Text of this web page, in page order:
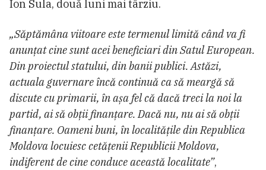
Ion Sula, două luni mai târziu.
„Săptămâna viitoare este termenul limită când va fi
anunțat cine sunt acei beneficiari din Satul European.
Din proiectul statului, din banii publici. Astăzi,
actuala guvernare încă continuă ca să meargă să
discute cu primarii, în așa fel că dacă treci la noi la
partid, ai să obții finanțare. Dacă nu, nu ai să obții
finanțare. Oameni buni, în localitățile din Republica
Moldova locuiesc cetățenii Republicii Moldova,
indiferent de cine conduce această localitate”,